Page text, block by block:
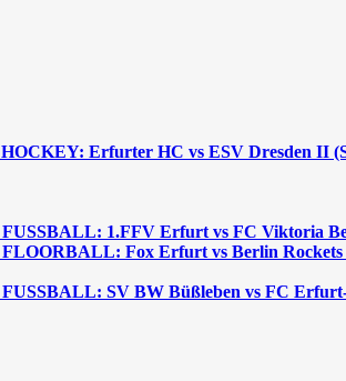
HOCKEY: Erfurter HC vs ESV Dresden II
FUSSBALL: 1.FFV Erfurt vs FC Viktoria
FLOORBALL: Fox Erfurt vs Berlin Rockets
FUSSBALL: SV BW Büßleben vs FC